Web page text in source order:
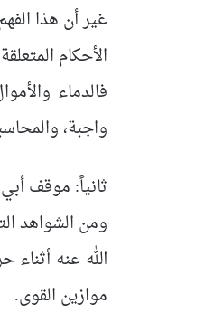
غير أن هذا
الأحكام
فالدماء
واجبة،
ثانياً: موقف
ومن الشواهد
الله عنه
موازين القوى.